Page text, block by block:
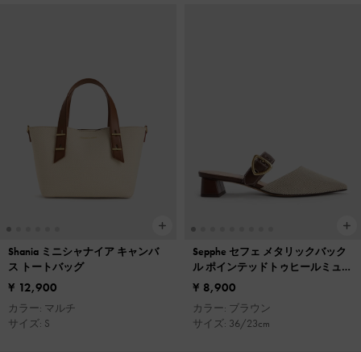
Shania ミニシャナイア キャンバ
ス トートバッグ
¥ 12,900
カラー: マルチ
サイズ: S
Sepphe セフェ メタリックバック
ル ポインテッドトゥヒールミュー
ル
¥ 8,900
カラー: ブラウン
サイズ: 36/23cm